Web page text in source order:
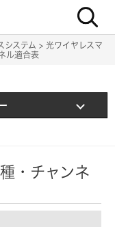
システム
光ワイヤレスマ
ル適合表
・チャンネ